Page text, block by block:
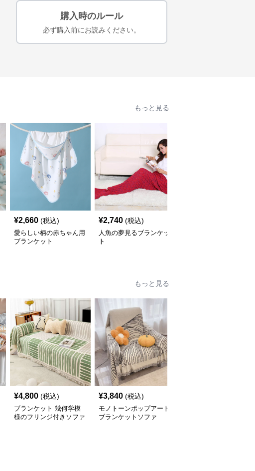
購入時のルール
必ず購入前にお読みください。
もっと見る
¥2,660 (税込)
愛らしい柄の赤ちゃん用
ブランケット
¥2,740 (税込)
人魚の夢見るブランケッ
ト
もっと見る
¥4,800 (税込)
ブランケット 幾何学模
様のフリンジ付きソファ
¥3,840 (税込)
モノトーンポップアート
ブランケットソファ